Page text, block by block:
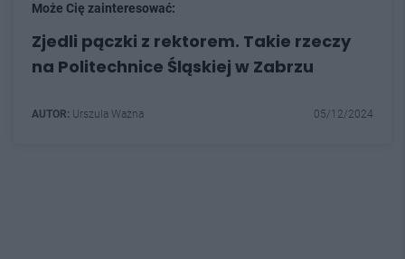
Może Cię zainteresować:
Zjedli pączki z rektorem. Takie rzeczy
na Politechnice Śląskiej w Zabrzu
AUTOR: Urszula Ważna 05/12/2024